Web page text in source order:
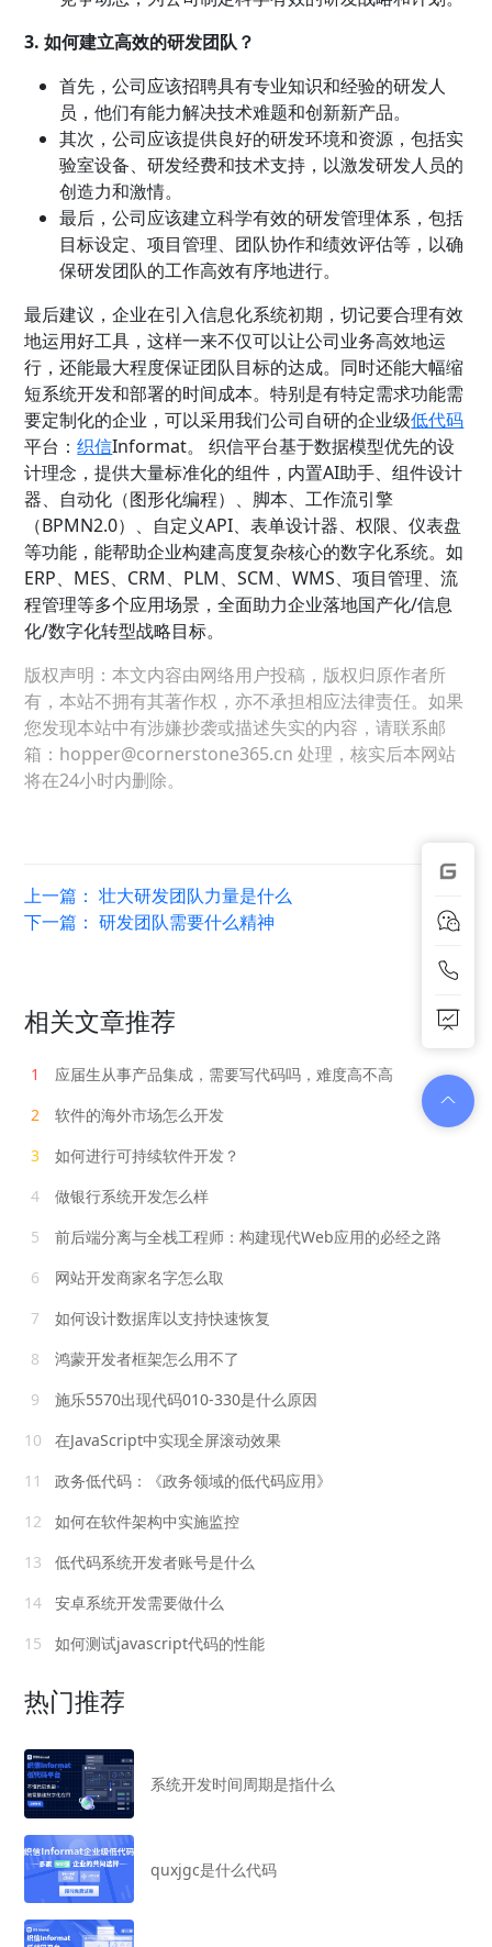
3. 如何建立高效的研发团队？
首先，公司应该招聘具有专业知识和经验的研发人
员，他们有能力解决技术难题和创新新产品。
其次，公司应该提供良好的研发环境和资源，包括实
验室设备、研发经费和技术支持，以激发研发人员的
创造力和激情。
最后，公司应该建立科学有效的研发管理体系，包括
目标设定、项目管理、团队协作和绩效评估等，以确
保研发团队的工作高效有序地进行。
最后建议，企业在引入信息化系统初期，切记要合理有效
地运用好工具，这样一来不仅可以让公司业务高效地运
行，还能最大程度保证团队目标的达成。同时还能大幅缩
短系统开发和部署的时间成本。特别是有特定需求功能需
要定制化的企业，可以采用我们公司自研的企业级低代码
平台 ：织信Informat。 织信平台基于数据模型优先的设
计理念，提供大量标准化的组件，内置AI助手、组件设计
器、自动化（图形化编程）、脚本、工作流引擎
（BPMN2.0）、自定义API、表单设计器、权限、仪表盘
等功能，能帮助企业构建高度复杂核心的数字化系统。如
ERP、MES、CRM、PLM、SCM、WMS、项目管理、流
程管理等多个应用场景，全面助力企业落地国产化/信息
化/数字化转型战略目标。
版权声明：本文内容由网络用户投稿，版权归原作者所
有，本站不拥有其著作权，亦不承担相应法律责任。如果
您发现本站中有涉嫌抄袭或描述失实的内容，请联系邮
箱：hopper@cornerstone365.cn 处理，核实后本网站
将在24小时内删除。
上一篇：壮大研发团队力量是什么
下一篇：研发团队需要什么精神
相关文章推荐
1
应届生从事产品集成，需要写代码吗，难度高不高
2
软件的海外市场怎么开发
3
如何进行可持续软件开发？
4
做银行系统开发怎么样
5
前后端分离与全栈工程师：构建现代Web应用的必经之路
6
网站开发商家名字怎么取
7
如何设计数据库以支持快速恢复
8
鸿蒙开发者框架怎么用不了
9
施乐5570出现代码010-330是什么原因
10
在JavaScript中实现全屏滚动效果
11
政务低代码：《政务领域的低代码应用》
12
如何在软件架构中实施监控
13
低代码系统开发者账号是什么
14
安卓系统开发需要做什么
15
如何测试javascript代码的性能
热门推荐
系统开发时间周期是指什么
quxjgc是什么代码